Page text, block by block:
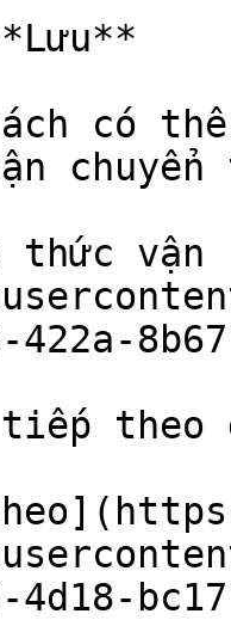
có thể
thức
422a-
theo
4d18-